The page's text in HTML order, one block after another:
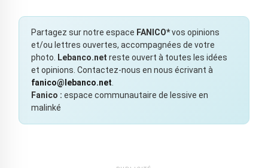
Partagez sur notre espace FANICO*vos opinions
et/ou lettres ouvertes, accompagnées de votre
photo.
Lebanco.net reste ouvert à toutes les idées
et opinions. Contactez-nous en nous écrivant à
fanico@lebanco.net
Fanico : espace communautaire de lessive en
malinké